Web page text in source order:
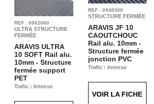
REF : 0948300
STRUCTURE FERMÉE
ARAVIS JF 10
CAOUTCHOUC
Rail alu. 10mm -
Structure fermée
jonction PVC
Trafic : Intense
Noir T21
VOIR LA FICHE
REF : 0962060
ULTRA STRUCTURE
FERMÉE
ARAVIS ULTRA
10 SOFT Rail alu.
10mm - Structure
fermée support
PET
Trafic : Intense
Anthracite T63